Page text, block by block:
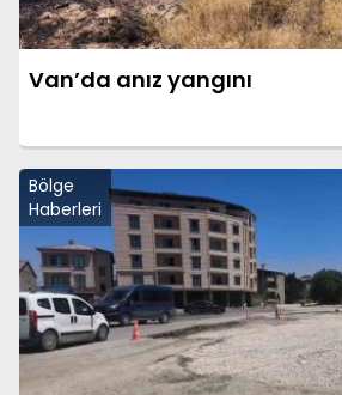
Van’da anız yangını
Bölge
Haberleri